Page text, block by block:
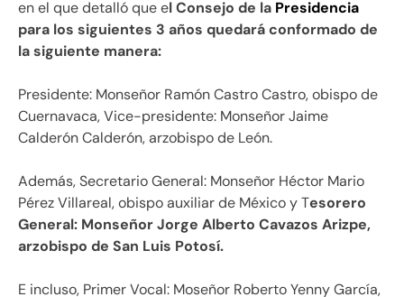
en el que detalló que el Consejo de la Presidencia
para los siguientes 3 años quedará conformado de
la siguiente manera:
Presidente: Monseñor Ramón Castro Castro, obispo de
Cuernavaca, Vice-presidente: Monseñor Jaime
Calderón Calderón, arzobispo de León.
Además, Secretario General: Monseñor Héctor Mario
Pérez Villareal, obispo auxiliar de México y Tesorero
General: Monseñor Jorge Alberto Cavazos Arizpe,
arzobispo de San Luis Potosí.
E incluso, Primer Vocal: Moseñor Roberto Yenny García,